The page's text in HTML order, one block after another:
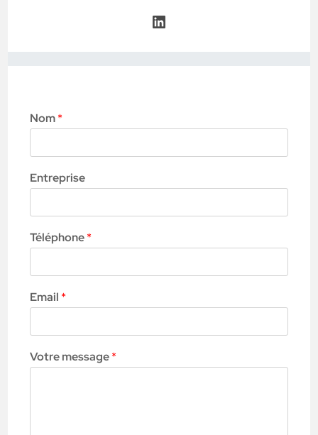
Nom*
Entreprise
Téléphone*
Email *
Votre message*